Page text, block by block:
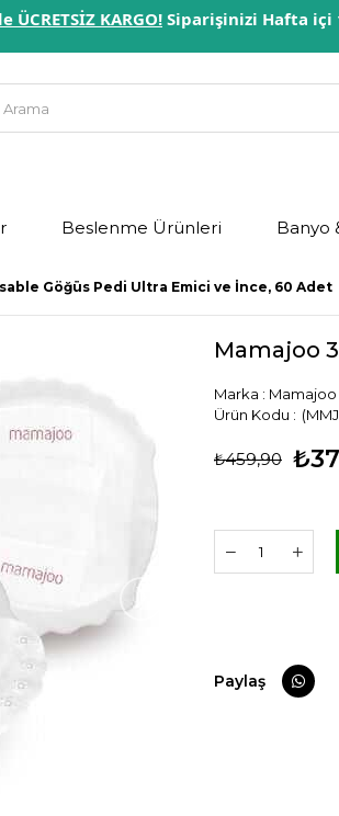
KARGO! Siparişinizi Hafta içi
Beslenme Ürünleri Banyo
Göğüs Pedi Ultra Emici ve İnce, 60 Adet
›
Mamajoo
Marka : Mamajoo
₺459,90
Paylaş